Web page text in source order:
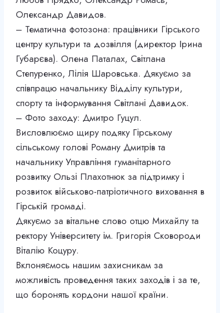
Олександр Давидов.
– Тематична фотозона: працівники Гірського
центру культури та дозвілля (директор Ірина
Губарєва). Олена Паталах, Світлана
Степуренко, Лілія Шаровська. Дякуємо за
співпрацю начальнику Відділу культури,
спорту та інформування Світлані Давидок.
– Фото заходу: Дмитро Гуцул.
Висловлюємо щиру подяку Гірському
сільському голові Роману Дмитрів та
начальнику Управління гуманітарного
розвитку Ользі Плахотнюк за підтримку і
розвиток військово-патріотичного виховання в
Гірській громаді.
Дякуємо за вітальне слово отцю Михайлу та
ректору Університету ім. Григорія Сковороди
Віталію Коцуру.
Вклоняємось нашим захисникам за
можливість проведення таких заходів і за те,
що боронять кордони нашої країни.